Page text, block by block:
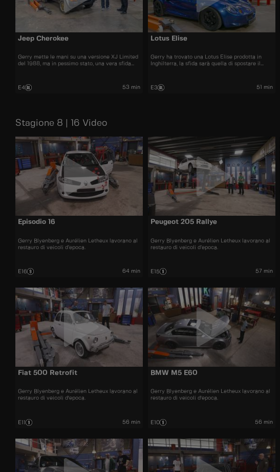
Jeep Cherokee
Gerry mette le mani su una versione XJ Limited
del 1988, ma in pessimo stato, una vera sfida
E4 53 min
Lotus Elise
Gerry ha trovato una Lotus Elise prodotta in
Inghilterra, la sfida sarà quella di spostare il
E3 51 min
Stagione 8 | 16 Video
Episodio 16
Gerry Blyenberg e Aurélien Letheux lavorano al
restauro di veicoli d’epoca.
E16 64 min
Peugeot 205 Rallye
Gerry Blyenberg e Aurélien Letheux lavorano al
restauro di veicoli d’epoca.
E15 57 min
Fiat 500 Retrofit
Gerry Blyenberg e Aurélien Letheux lavorano al
restauro di veicoli d'epoca.
E11 56 min
BMW M5 E60
Gerry Blyenberg e Aurélien Letheux lavorano al
restauro di veicoli d'epoca.
E10 56 min